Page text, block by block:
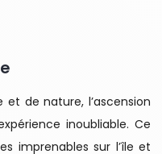
de nature, l’ascension
inoubliable. Ce
imprenables sur l’île et